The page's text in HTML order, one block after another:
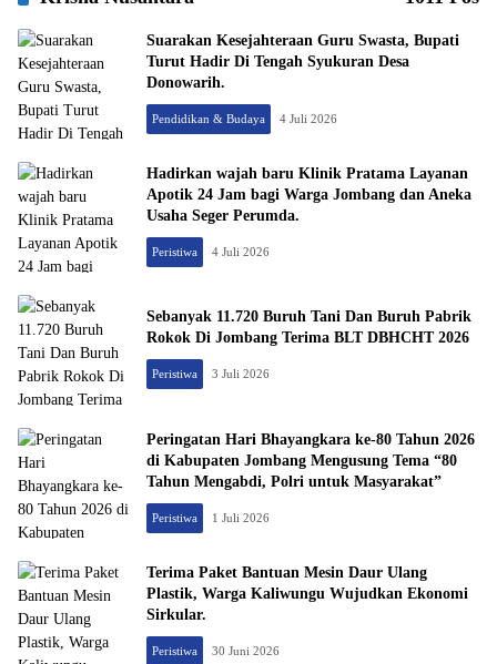
Suarakan Kesejahteraan Guru Swasta, Bupati
Turut Hadir Di Tengah Syukuran Desa
Donowarih.
Pendidikan & Budaya 4 Juli 2026
Hadirkan wajah baru Klinik Pratama Layanan
Apotik 24 Jam bagi Warga Jombang dan Aneka
Usaha Seger Perumda.
Peristiwa 4 Juli 2026
Sebanyak 11.720 Buruh Tani Dan Buruh Pabrik
Rokok Di Jombang Terima BLT DBHCHT 2026
Peristiwa 3 Juli 2026
Peringatan Hari Bhayangkara ke-80 Tahun 2026
di Kabupaten Jombang Mengusung Tema “80
Tahun Mengabdi, Polri untuk Masyarakat”
Peristiwa 1 Juli 2026
Terima Paket Bantuan Mesin Daur Ulang
Plastik, Warga Kaliwungu Wujudkan Ekonomi
Sirkular.
Peristiwa 30 Juni 2026